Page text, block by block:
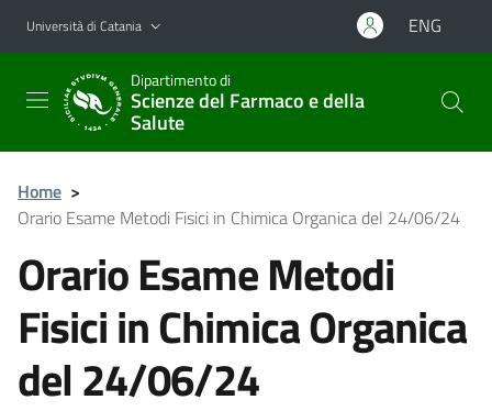
Vai al contenuto principale
Vai al menu di navigazione
Università di Catania ENG
Dipartimento di
Scienze del Farmaco e della
Salute
Home >
Orario Esame Metodi Fisici in Chimica Organica del 24/06/24
Orario Esame Metodi
Fisici in Chimica Organica
del 24/06/24